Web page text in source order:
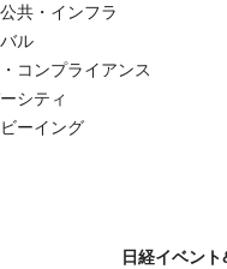
共・インフラ
ル
コンプライアンス
シティ
ーイング
日経イベン